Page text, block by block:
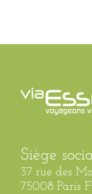
Siège
37 rue des
75008 Paris